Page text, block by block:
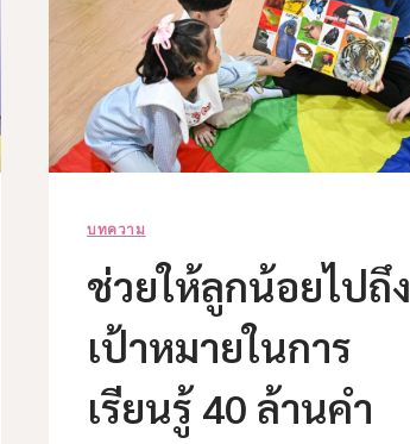
บทความ
ช่วยให้ลูกน้อยไปถึง
เป้าหมายในการ
เรียนรู้ 40 ล้านคำ